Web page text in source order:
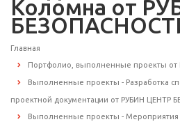
Коломна от
Главная
Портфолио, выполненные проекты
Выполненные проекты - Разработка
проектной документации от РУБИН ЦЕНТР
Выполненные проекты -